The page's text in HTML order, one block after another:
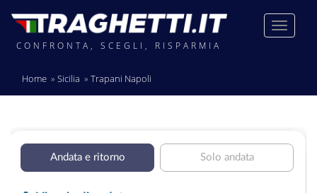
CONFRONTA, SCEGLI, RISPARMIA
Home Sicilia Trapani Napoli